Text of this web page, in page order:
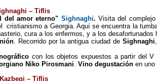
– Tiflis
del amor eterno" Sighnaghi. Visita del
cristianismo a Georgia. Aquí se encuentra la
cura a los enfermos, y a los desafortunados
. Recorrido por la antigua ciudad de Sighnaghi
con los objetos expuestos a partir del
Niko Pirosmani. Vino degustación en uno
Kazbegi – Tiflis